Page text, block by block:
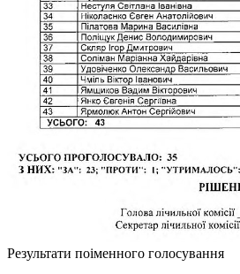
Результати поіменного голосування